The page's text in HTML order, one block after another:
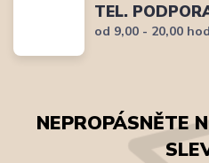
TEL.
od 9,00 - 20,00 hod
NEPROPÁSNĚTE